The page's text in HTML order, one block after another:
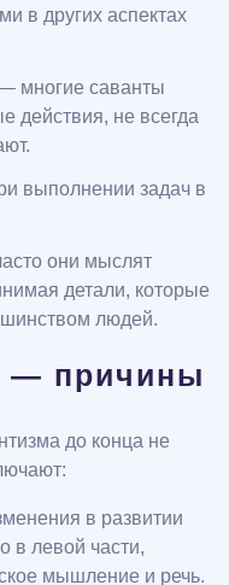
в других аспектах
многие саванты
действия, не всегда
выполнении задач в
они мыслят
детали, которые
людей.
— причины
до конца не
в развитии
в левой части,
мышление и речь.